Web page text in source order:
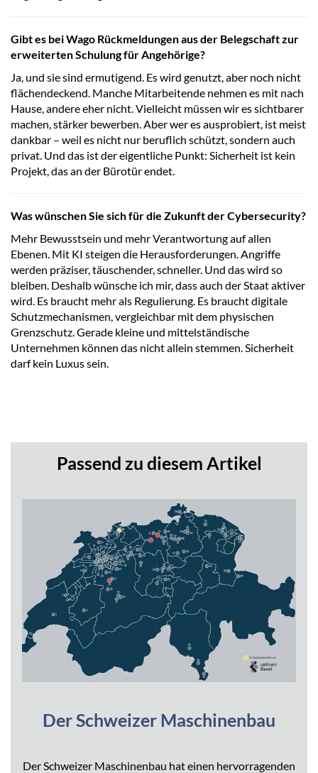
Gibt es bei Wago Rückmeldungen aus der Belegschaft zur
erweiterten Schulung für Angehörige?
Ja, und sie sind ermutigend. Es wird genutzt, aber noch nicht
flächendeckend. Manche Mitarbeitende nehmen es mit nach
Hause, andere eher nicht. Vielleicht müssen wir es sichtbarer
machen, stärker bewerben. Aber wer es ausprobiert, ist meist
dankbar – weil es nicht nur beruflich schützt, sondern auch
privat. Und das ist der eigentliche Punkt: Sicherheit ist kein
Projekt, das an der Bürotür endet.
Was wünschen Sie sich für die Zukunft der Cybersecurity?
Mehr Bewusstsein und mehr Verantwortung auf allen
Ebenen. Mit KI steigen die Herausforderungen. Angriffe
werden präziser, täuschender, schneller. Und das wird so
bleiben. Deshalb wünsche ich mir, dass auch der Staat aktiver
wird. Es braucht mehr als Regulierung. Es braucht digitale
Schutzmechanismen, vergleichbar mit dem physischen
Grenzschutz. Gerade kleine und mittelständische
Unternehmen können das nicht allein stemmen. Sicherheit
darf kein Luxus sein.
Passend zu diesem Artikel
Der Schweizer Maschinenbau
Der Schweizer Maschinenbau hat einen hervorragenden